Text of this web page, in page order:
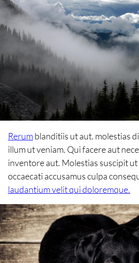
Rerumblanditiis ut aut. molestias
illum ut veniam. Qui facere aut
inventore aut. Molestias suscipit
occaecati accusamus culpa
laudantium velit qui doloremque.